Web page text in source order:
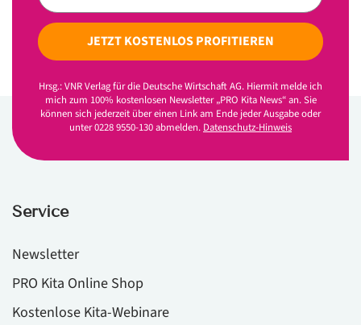
JETZT KOSTENLOS PROFITIEREN
Hrsg.: VNR Verlag für die Deutsche Wirtschaft AG. Hiermit melde ich
mich zum 100% kostenlosen Newsletter „PRO Kita News“ an. Sie
können sich jederzeit über einen Link am Ende jeder Ausgabe oder
unter 0228 9550-130 abmelden. Datenschutz-Hinweis
Service
Newsletter
PRO Kita Online Shop
Kostenlose Kita-Webinare